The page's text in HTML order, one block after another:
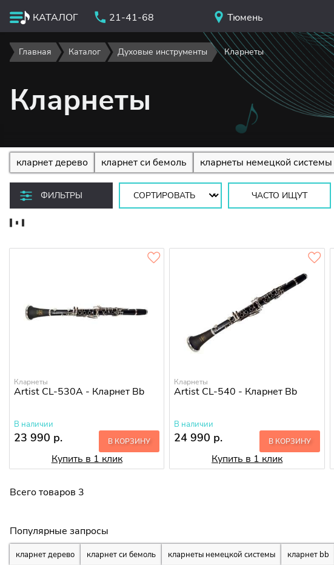
КАТАЛОГ 21-41-68 Тюмень
Главная Каталог Духовые инструменты Кларнеты
Кларнеты
кларнет дерево кларнет си бемоль кларнеты немецкой системы
ФИЛЬТРЫ ЧАСТО ИЩУТ
Кларнеты
Artist CL-530A - Кларнет Bb
В наличии
23 990 р. В КОРЗИНУ
Купить в 1 клик
Кларнеты
Artist CL-540 - Кларнет Bb
В наличии
24 990 р. В КОРЗИНУ
Купить в 1 клик
Всего товаров 3
Популярные запросы
кларнет дерево кларнет си бемоль кларнеты немецкой системы кларнет bb